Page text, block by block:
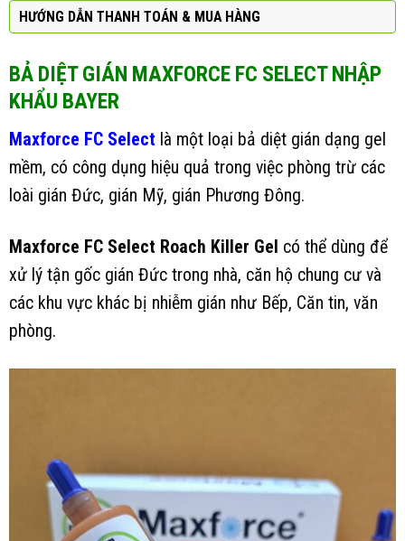
HƯỚNG DẪN THANH TOÁN & MUA HÀNG
BẢ DIỆT GIÁN MAXFORCE FC SELECT NHẬP
KHẨU BAYER
Maxforce FC Select là một loại bả diệt gián dạng gel
mềm, có công dụng hiệu quả trong việc phòng trừ các
loài gián Đức, gián Mỹ, gián Phương Đông.
Maxforce FC Select Roach Killer Gel có thể dùng để
xử lý tận gốc gián Đức trong nhà, căn hộ chung cư và
các khu vực khác bị nhiễm gián như Bếp, Căn tin, văn
phòng.